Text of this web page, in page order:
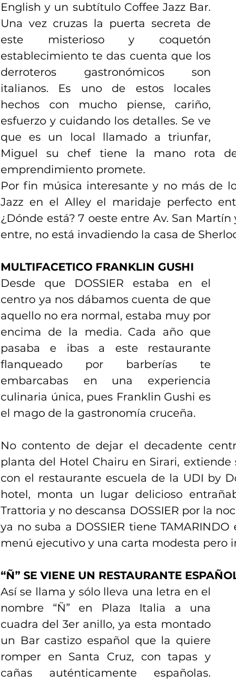
English y un subtítulo Coffee Jazz Bar.
Una vez cruzas la puerta secreta de
este misterioso y coquetón
establecimiento te das cuenta que los
derroteros gastronómicos son
italianos. Es uno de estos locales
hechos con mucho piense, cariño,
esfuerzo y cuidando los detalles. Se ve
que es un local llamado a triunfar,
Miguel su chef tiene la mano rota
emprendimiento promete.
Por fin música interesante y no más de
Jazz en el Alley el maridaje perfecto
¿Dónde está? 7 oeste entre Av. San
entre, no está invadiendo la casa de
MULTIFACETICO FRANKLIN GUSHI
Desde que DOSSIER estaba en el
centro ya nos dábamos cuenta de que
aquello no era normal, estaba muy por
encima de la media. Cada año que
pasaba e ibas a este restaurante
flanqueado por barberías te
embarcabas en una experiencia
culinaria única, pues Franklin Gushi es
el mago de la gastronomía cruceña.
No contento de dejar el decadente
planta del Hotel Chairu en Sirari,
con el restaurante escuela de la UDI by
hotel, monta un lugar delicioso
Trattoria y no descansa DOSSIER por la
ya no suba a DOSSIER tiene
menú ejecutivo y una carta modesta pero
“Ñ” SE VIENE UN RESTAURANTE
Así se llama y sólo lleva una letra en el
nombre “Ñ” en Plaza Italia a una
cuadra del 3er anillo, ya esta montado
un Bar castizo español que la quiere
romper en Santa Cruz, con tapas y
cañas auténticamente españolas.